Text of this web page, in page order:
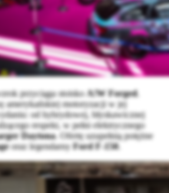
przyciąga stoiskoA!W Forged.
amerykańskiej motoryzacji w jej
od hybrydowej, błyskawicznej
respekt, w pełni elektrycznego
Daytona. Ofertę uzupełnią potężne
oraz legendarnyFord F-150.